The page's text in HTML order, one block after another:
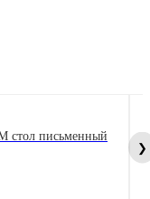
письменный
❯